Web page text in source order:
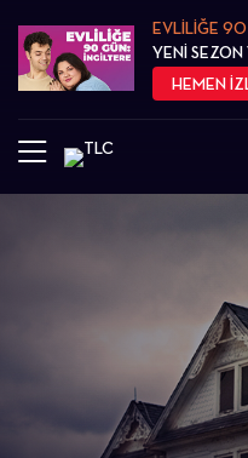
EVLİLİĞE 90
YENİ
HEMEN